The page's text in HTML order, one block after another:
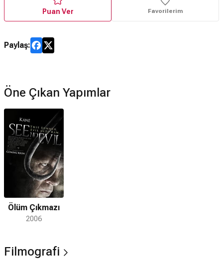
Puan Ver Favorilerim
Paylaş:
Öne Çıkan Yapımlar
Ölüm Çıkmazı
2006
Filmografi